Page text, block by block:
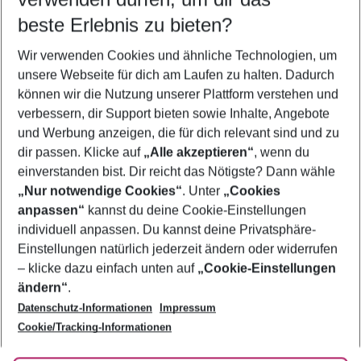
5-8 Nächte
2 Erwachsene Keine Kinder
Mehr Filter anzeigen
Footer
Footer navigation
Über uns
AGB
Bestpreisgarantie
Cookie-Einstellungen ändern
Cookie-Richtlinie
Agenturbetreuung
Barrierefreies Reisen
Folge uns
beste Erlebnis zu bieten?
Wir verwenden Cookies und ähnliche Technologien, um
unsere Webseite für dich am Laufen zu halten. Dadurch
können wir die Nutzung unserer Plattform verstehen und
verbessern, dir Support bieten sowie Inhalte, Angebote
und Werbung anzeigen, die für dich relevant sind und zu
dir passen. Klicke auf „Alle akzeptieren“, wenn du
einverstanden bist. Dir reicht das Nötigste? Dann wähle
„Nur notwendige Cookies“. Unter „Cookies
anpassen“ kannst du deine Cookie-Einstellungen
individuell anpassen. Du kannst deine Privatsphäre-
Einstellungen natürlich jederzeit ändern oder widerrufen
– klicke dazu einfach unten auf „Cookie-Einstellungen
ändern“.
Datenschutz-Informationen
Impressum
Cookie/Tracking-Informationen